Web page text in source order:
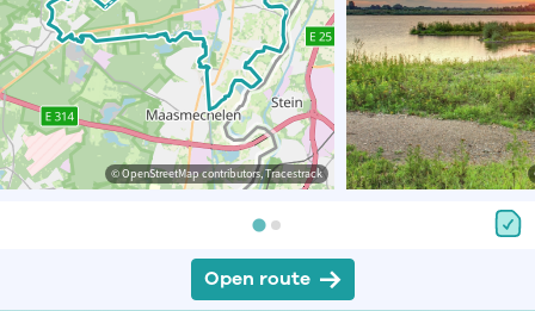
© OpenStreetMap contributors, Tracestrack
Open route